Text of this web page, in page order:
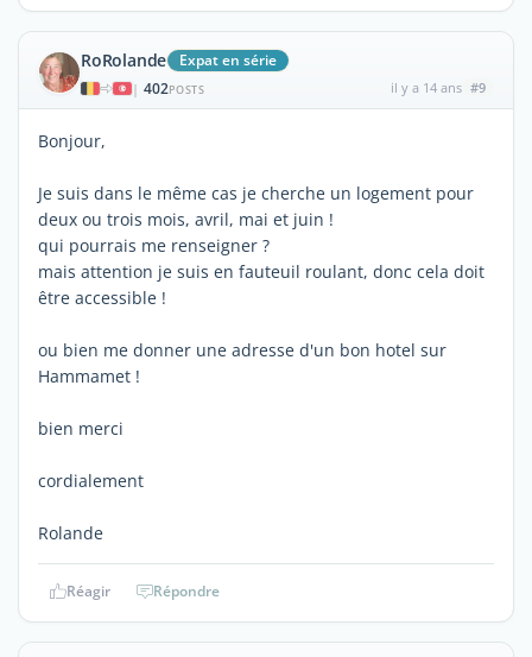
RoRolande Expat en série
| 402POSTS il y a 14 ans #9
Bonjour,
Je suis dans le même cas je cherche un logement pour
deux ou trois mois, avril, mai et juin !
qui pourrais me renseigner ?
mais attention je suis en fauteuil roulant, donc cela doit
être accessible !
ou bien me donner une adresse d'un bon hotel sur
Hammamet !
bien merci
cordialement
Rolande
Réagir Répondre